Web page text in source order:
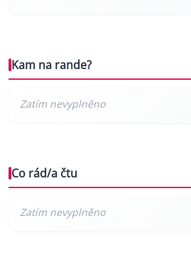
Kam na rande?
Co rád/a čtu